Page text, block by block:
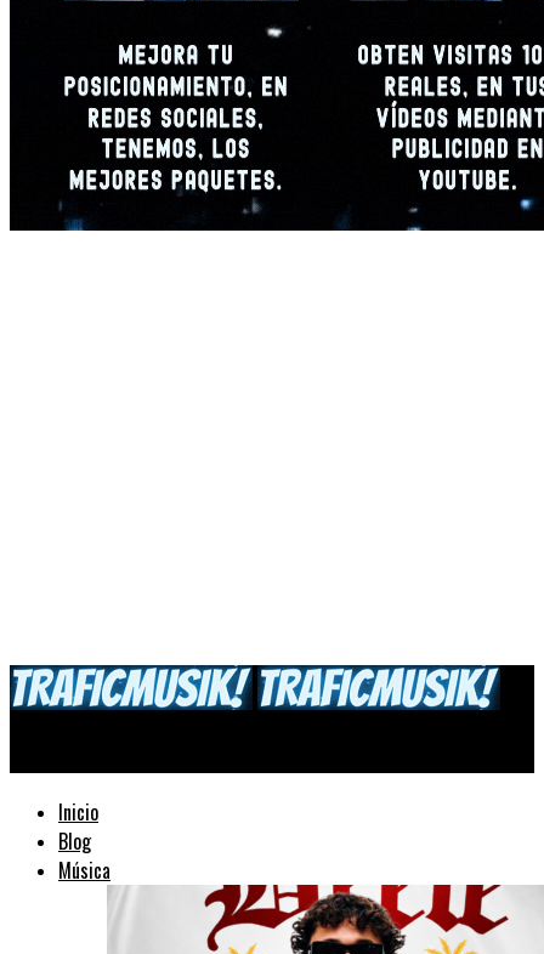
Inicio
Blog
Música